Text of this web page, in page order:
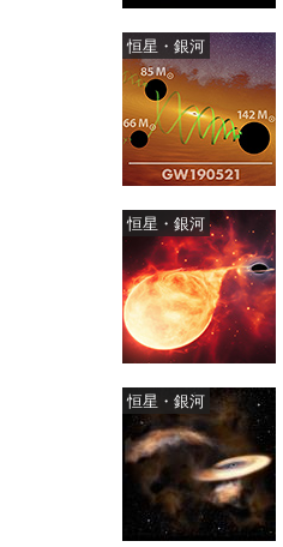
恒星・銀河
恒星・銀河
恒星・銀河